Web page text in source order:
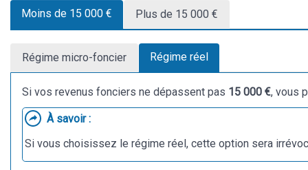
Moins de 15 000 € Plus de 15 000 €
Régime micro-foncier Régime réel
Si vos revenus fonciers ne dépassent pas 15 000 €, vous
À savoir :
Si vous choisissez le régime réel, cette option sera